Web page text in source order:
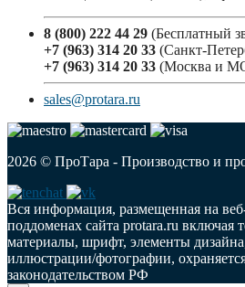
8 (800) 222 44 29 (Бесплатный
+7 (963) 314 20 33 (Санкт-
+7 (963) 314 20 33 (Москва и
sales@protara.ru
2026 © ПроТара - Производство и
Вся информация, размещенная на
поддоменах сайта protara.ru включая
материалы, шрифт, элементы
иллюстрации/фотографии,
законодательством РФ